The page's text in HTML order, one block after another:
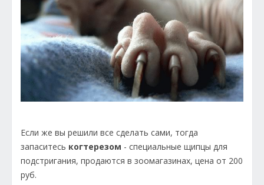
Если же вы решили все сделать сами, тогда
запаситесь когтерезом - специальные щипцы для
подстригания, продаются в зоомагазинах, цена от 200
руб.